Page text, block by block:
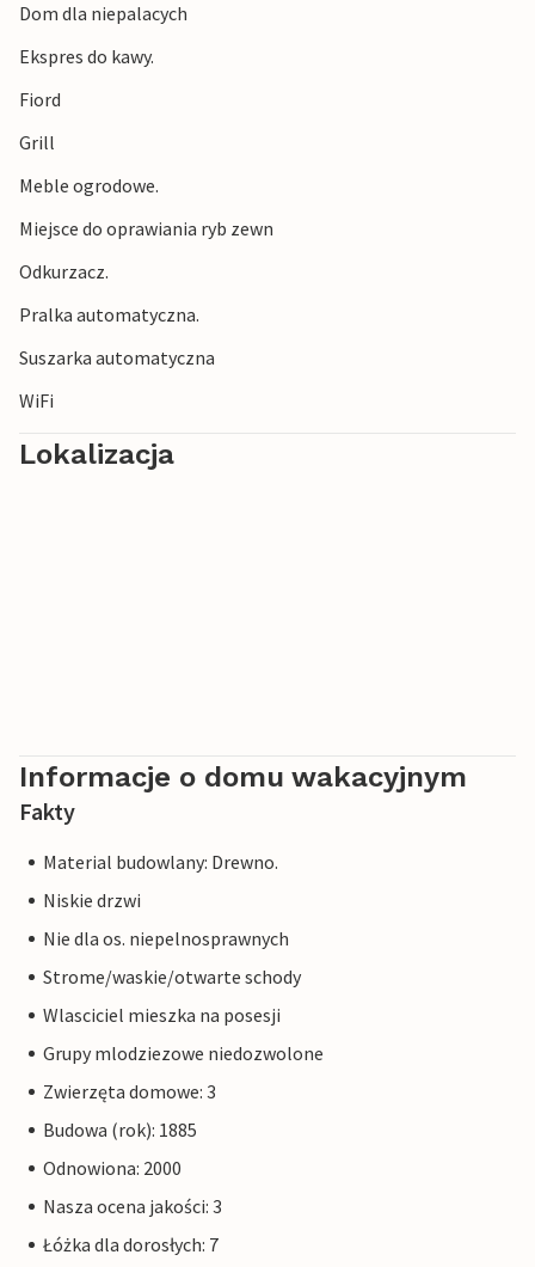
urlopem.
wspaniałych doświadczeń przyrodniczych. Podczas
pobytu odwiedź Vardetangen, najdalej na zachód
w pobliżu.
wakacyjnym nad morzem!
Dom dla niepalacych
Ekspres do kawy.
Fiord
Grill
Meble ogrodowe.
Miejsce do oprawiania ryb zewn
Odkurzacz.
Pralka automatyczna.
Suszarka automatyczna
WiFi
Lokalizacja
Informacje o domu wakacyjnym
Fakty
Material budowlany: Drewno.
Niskie drzwi
Nie dla os. niepelnosprawnych
Strome/waskie/otwarte schody
Wlasciciel mieszka na posesji
Grupy mlodziezowe niedozwolone
Zwierzęta domowe: 3
Budowa (rok): 1885
Odnowiona: 2000
Nasza ocena jakości: 3
Łóżka dla dorosłych: 7